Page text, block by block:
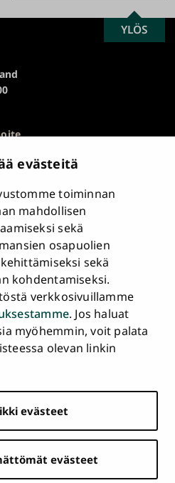
evästeitä
toiminnan
mahdollisen
sekä
osapuolien
sekä
kohdentamiseksi.
verkkosivuillamme
. Jos haluat
myöhemmin, voit palata
olevan linkin
evästeet
evästeet
tietopyynnöt
Turun
SCROLL
TO
YLÖS